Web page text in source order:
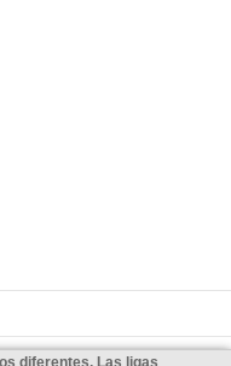
diferentes, Las ligas